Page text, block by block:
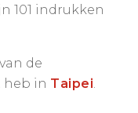
101 indrukken
de
heb in Taipei.